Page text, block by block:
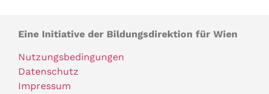
Eine Initiative der Bildungsdirektion für Wien
Nutzungsbedingungen
Datenschutz
Impressum